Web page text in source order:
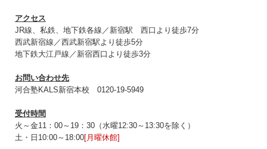
アクセス
JR線、私鉄、地下鉄各線／新宿駅 西口より徒歩7分
西武新宿線／西武新宿駅より徒歩5分
地下鉄大江戸線／新宿西口より徒歩3分
お問い合わせ先
河合塾KALS新宿本校 0120‐19‐5949
受付時間
火～金11：00～19：30（水曜12:30～13:30を除く）
土・日10:00～18:00[月曜休館]